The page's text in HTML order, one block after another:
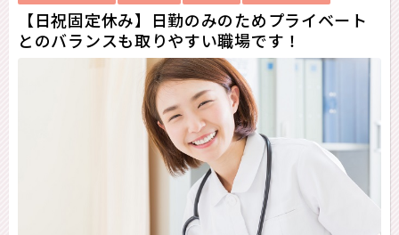
【日祝固定休み】日勤のみのためプライベート
とのバランスも取りやすい職場です！